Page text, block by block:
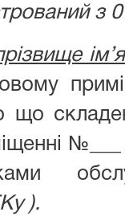
з
що
).